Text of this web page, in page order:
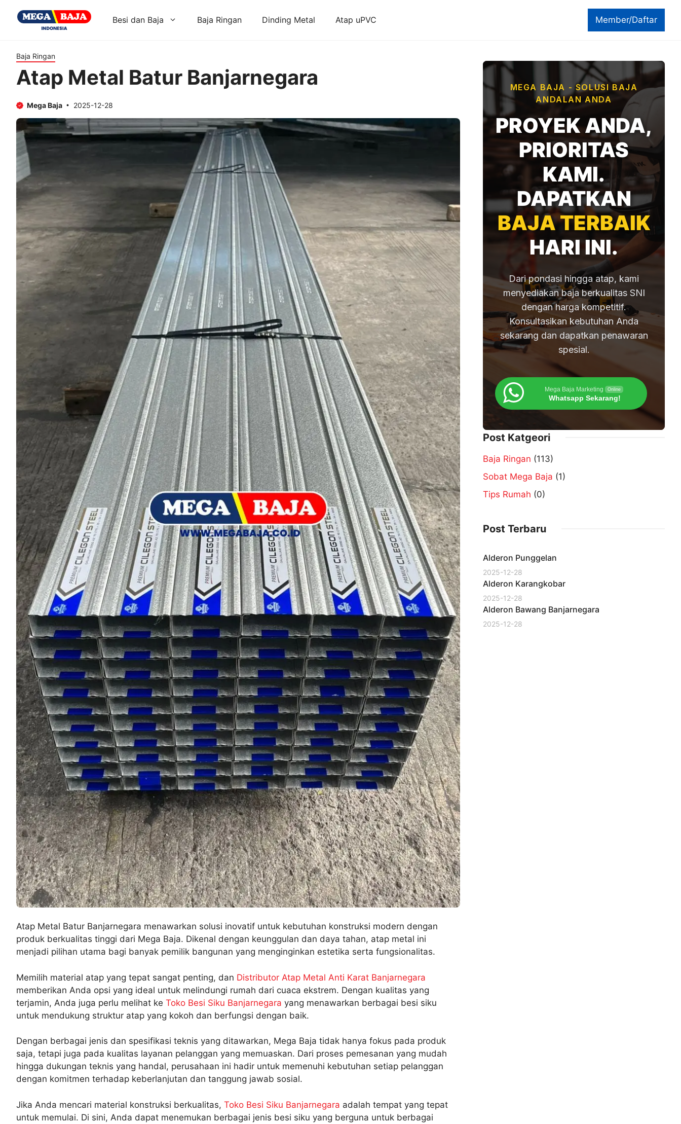
Member/Daftar
Besi dan Baja Baja Ringan Dinding Metal Atap uPVC
Baja Ringan
Atap Metal Batur Banjarnegara
Mega Baja 2025-12-28
Atap Metal Batur Banjarnegara menawarkan solusi inovatif untuk kebutuhan konstruksi modern dengan
produk berkualitas tinggi dari Mega Baja. Dikenal dengan keunggulan dan daya tahan, atap metal ini
menjadi pilihan utama bagi banyak pemilik bangunan yang menginginkan estetika serta fungsionalitas.
Memilih material atap yang tepat sangat penting, dan Distributor Atap Metal Anti Karat Banjarnegara
memberikan Anda opsi yang ideal untuk melindungi rumah dari cuaca ekstrem. Dengan kualitas yang
terjamin, Anda juga perlu melihat ke Toko Besi Siku Banjarnegara yang menawarkan berbagai besi siku
untuk mendukung struktur atap yang kokoh dan berfungsi dengan baik.
Dengan berbagai jenis dan spesifikasi teknis yang ditawarkan, Mega Baja tidak hanya fokus pada produk
saja, tetapi juga pada kualitas layanan pelanggan yang memuaskan. Dari proses pemesanan yang mudah
hingga dukungan teknis yang handal, perusahaan ini hadir untuk memenuhi kebutuhan setiap pelanggan
dengan komitmen terhadap keberlanjutan dan tanggung jawab sosial.
Jika Anda mencari material konstruksi berkualitas, Toko Besi Siku Banjarnegara adalah tempat yang tepat
untuk memulai. Di sini, Anda dapat menemukan berbagai jenis besi siku yang berguna untuk berbagai
MEGA BAJA - SOLUSI BAJA
ANDALAN ANDA
PROYEK ANDA,
PRIORITAS
KAMI.
DAPATKAN
BAJA TERBAIK
HARI INI.
Dari pondasi hingga atap, kami
menyediakan baja berkualitas SNI
dengan harga kompetitif.
Konsultasikan kebutuhan Anda
sekarang dan dapatkan penawaran
spesial.
Mega Baja Marketing Online
Whatsapp Sekarang!
Post Katgeori
Baja Ringan (113)
Sobat Mega Baja (1)
Tips Rumah (0)
Post Terbaru
Alderon Punggelan
2025-12-28
Alderon Karangkobar
2025-12-28
Alderon Bawang Banjarnegara
2025-12-28